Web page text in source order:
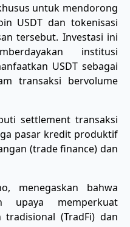
untuk mendorong
USDT dan tokenisasi
tersebut. ​Investasi ini
institusi
USDT sebagai
transaksi bervolume
settlement transaksi
pasar kredit produktif
(trade finance) dan
menegaskan bahwa
upaya memperkuat
(TradFi) dan